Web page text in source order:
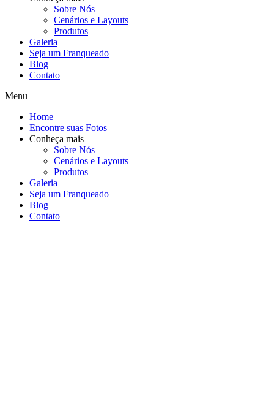
Sobre Nós
Cenários e Layouts
Produtos
Galeria
Seja um Franqueado
Blog
Contato
Menu
Home
Encontre suas Fotos
Conheça mais
Sobre Nós
Cenários e Layouts
Produtos
Galeria
Seja um Franqueado
Blog
Contato